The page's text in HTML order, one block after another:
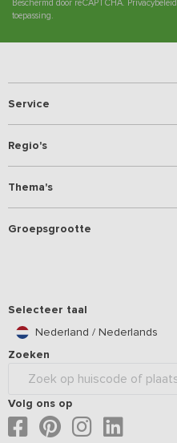
Beschermd door reCAPTCHA. Privacybeleid
toepassing.
Service
Regio's
Thema's
Groepsgrootte
Selecteer taal
Nederland / Nederlands
Zoeken
Volg ons op